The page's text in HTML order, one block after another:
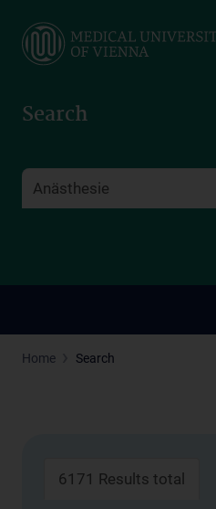
main
Search
Home Search
6171 Results total